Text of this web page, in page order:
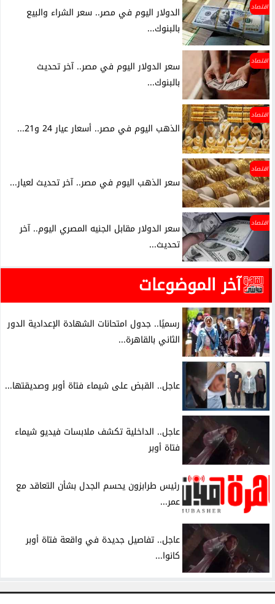
اقتصاد
الدولار اليوم في مصر.. سعر الشراء والبيع
بالبنوك...
اقتصاد
سعر الدولار اليوم في مصر.. آخر تحديث
بالبنوك...
اقتصاد
الذهب اليوم في مصر.. أسعار عيار 24 و21...
اقتصاد
سعر الذهب اليوم في مصر.. آخر تحديث لعيار...
اقتصاد
سعر الدولار مقابل الجنيه المصري اليوم.. آخر
تحديث...
آخر الموضوعات
رسميًا.. جدول امتحانات الشهادة الإعدادية الدور
الثاني بالقاهرة...
عاجل.. القبض على شيماء فتاة أوبر وصديقتها...
عاجل.. الداخلية تكشف ملابسات فيديو شيماء
فتاة أوبر
رئيس طرابزون يحسم الجدل بشأن التعاقد مع
عمر...
عاجل.. تفاصيل جديدة في واقعة فتاة أوبر
كانوا...